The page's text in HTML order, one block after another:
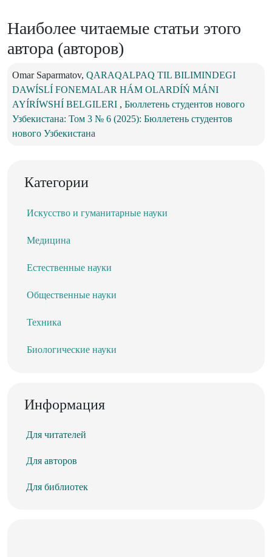
Наиболее читаемые статьи этого
автора (авторов)
Omar Saparmatov, QARAQALPAQ TIL BILIMINDEGI
DAWÍSLÍ FONEMALAR HÁM OLARDÍŃ MÁNI
AYÍRÍWSHÍ BELGILERI , Бюллетень студентов нового
Узбекистана: Том 3 № 6 (2025): Бюллетень студентов
нового Узбекистана
Категории
Искусство и гуманитарные науки
Медицина
Естественные науки
Общественные науки
Техника
Биологические науки
Информация
Для читателей
Для авторов
Для библиотек